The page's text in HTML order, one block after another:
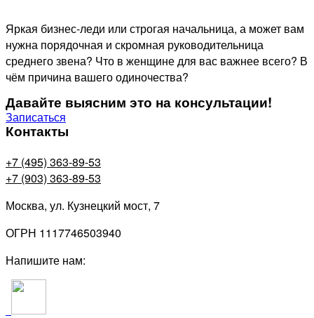
Яркая бизнес-леди или строгая начальница, а может вам
нужна порядочная и скромная руководительница
среднего звена? Что в женщине для вас важнее всего? В
чём причина вашего одиночества?
Давайте выясним это на консультации!
Записаться
Контакты
+7 (495) 363-89-53
+7 (903) 363-89-53
Москва, ул. Кузнецкий мост, 7
ОГРН 1117746503940
Напишите нам: